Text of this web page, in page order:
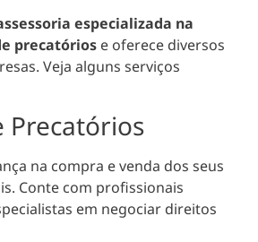
especializada na
precatórios e oferece diversos
Veja alguns serviços
Precatórios
na compra e venda dos seus
Conte com profissionais
em negociar direitos